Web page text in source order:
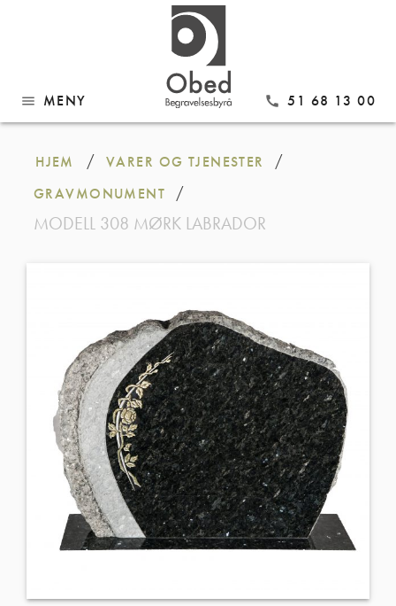
menu MENY call 51 68 13 00
Gå
innhold
HJEM / VARER OG TJENESTER /
GRAVMONUMENT /
MODELL 308 MØRK LABRADOR